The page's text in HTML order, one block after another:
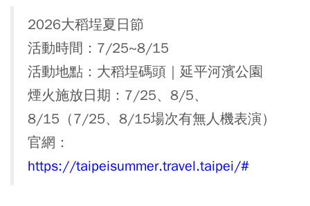
2026大稻埕夏日節
活動時間：7/25~8/15
活動地點：大稻埕碼頭｜延平河濱公園
煙火施放日期：7/25、8/5、
8/15（7/25、8/15場次有無人機表演）
官網：
https://taipeisummer.travel.taipei/#